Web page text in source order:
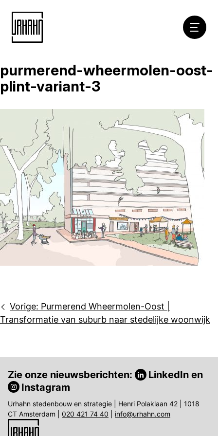
Naar
inhoud
purmerend-wheermolen-oost-
plint-variant-3
Bericht
navigatie
Vorige: Purmerend Wheermolen-Oost |
Transformatie van suburb naar stedelijke woonwijk
Zie onze nieuwsberichten: LinkedIn en
Instagram
Urhahn stedenbouw en strategie | Henri Polaklaan 42 | 1018
CT Amsterdam | 020 421 74 40 info@urhahn.com